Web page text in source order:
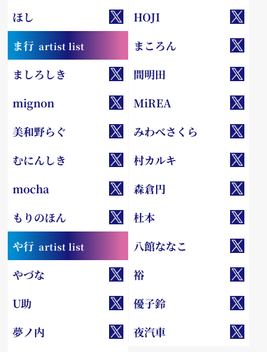
ほし HOJI
ま行 artist list まころん
ましろしき 間明田
mignon MiREA
美和野らぐ みわべさくら
むにんしき 村カルキ
mocha 森倉円
もりのほん
杜本
や行 artist list 八館ななこ
やづな 裕
U助
優子鈴
夢ノ内
夜汽車